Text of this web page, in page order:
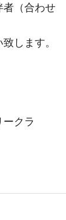
者（合わせ
します。
クラ